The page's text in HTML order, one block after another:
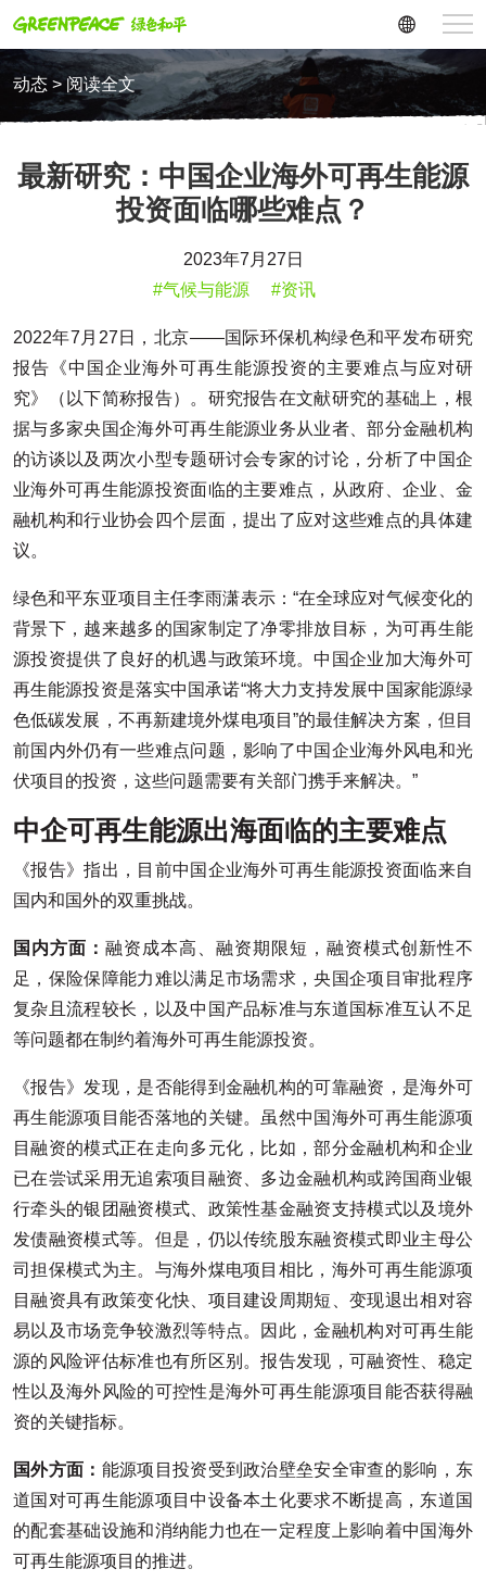
动态 > 阅读全文
最新研究：中国企业海外可再生能源
投资面临哪些难点？
2023年7月27日
#气候与能源
#资讯
2022年7月27日，北京——国际环保机构绿色和平发布研究
报告《中国企业海外可再生能源投资的主要难点与应对研
究》（以下简称报告）。研究报告在文献研究的基础上，根
据与多家央国企海外可再生能源业务从业者、部分金融机构
的访谈以及两次小型专题研讨会专家的讨论，分析了中国企
业海外可再生能源投资面临的主要难点，从政府、企业、金
融机构和行业协会四个层面，提出了应对这些难点的具体建
议。
绿色和平东亚项目主任李雨潇表示：“在全球应对气候变化的
背景下，越来越多的国家制定了净零排放目标，为可再生能
源投资提供了良好的机遇与政策环境。中国企业加大海外可
再生能源投资是落实中国承诺“将大力支持发展中国家能源绿
色低碳发展，不再新建境外煤电项目”的最佳解决方案，但目
前国内外仍有一些难点问题，影响了中国企业海外风电和光
伏项目的投资，这些问题需要有关部门携手来解决。”
中企可再生能源出海面临的主要难点
《报告》指出，目前中国企业海外可再生能源投资面临来自
国内和国外的双重挑战。
国内方面： 融资成本高、融资期限短，融资模式创新性不
足，保险保障能力难以满足市场需求，央国企项目审批程序
复杂且流程较长，以及中国产品标准与东道国标准互认不足
等问题都在制约着海外可再生能源投资。
《报告》发现，是否能得到金融机构的可靠融资，是海外可
再生能源项目能否落地的关键。虽然中国海外可再生能源项
目融资的模式正在走向多元化，比如，部分金融机构和企业
已在尝试采用无追索项目融资、多边金融机构或跨国商业银
行牵头的银团融资模式、政策性基金融资支持模式以及境外
发债融资模式等。但是，仍以传统股东融资模式即业主母公
司担保模式为主。与海外煤电项目相比，海外可再生能源项
目融资具有政策变化快、项目建设周期短、变现退出相对容
易以及市场竞争较激烈等特点。因此，金融机构对可再生能
源的风险评估标准也有所区别。报告发现，可融资性、稳定
性以及海外风险的可控性是海外可再生能源项目能否获得融
资的关键指标。
国外方面： 能源项目投资受到政治壁垒安全审查的影响，东
道国对可再生能源项目中设备本土化要求不断提高，东道国
的配套基础设施和消纳能力也在一定程度上影响着中国海外
可再生能源项目的推进。